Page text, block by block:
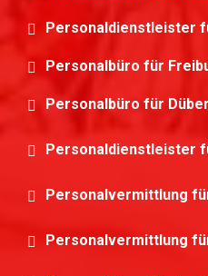
Personaldienstleister
Personalbüro für
Personalbüro für
Personaldienstleister
Personalvermittlung
Personalvermittlung